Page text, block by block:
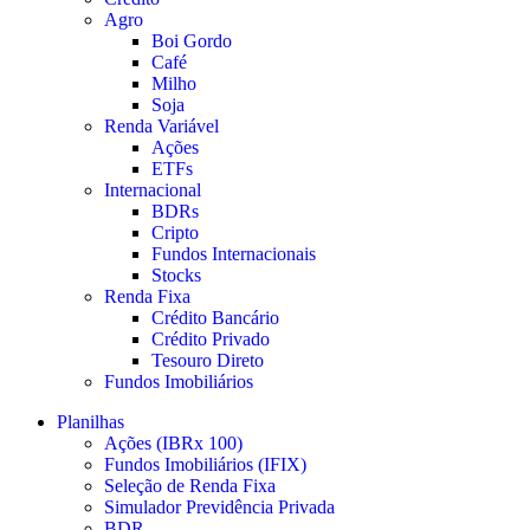
Agro
Boi Gordo
Café
Milho
Soja
Renda Variável
Ações
ETFs
Internacional
BDRs
Cripto
Fundos Internacionais
Stocks
Renda Fixa
Crédito Bancário
Crédito Privado
Tesouro Direto
Fundos Imobiliários
Planilhas
Ações (IBRx 100)
Fundos Imobiliários (IFIX)
Seleção de Renda Fixa
Simulador Previdência Privada